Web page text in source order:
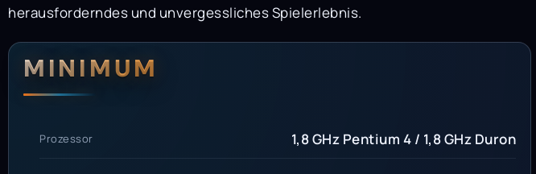
herausforderndes und unvergessliches Spielerlebnis.
Systemanforderungen
MINIMUM
Prozessor 1,8 GHz Pentium 4 / 1,8 GHz Duron